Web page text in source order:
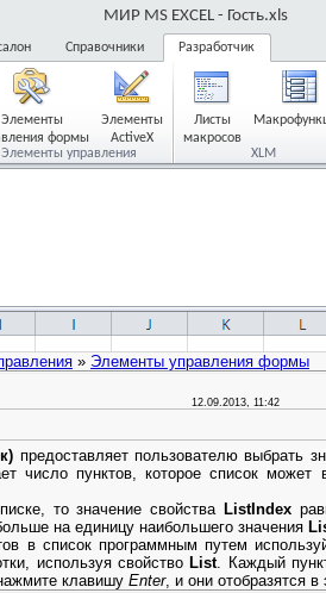
МИР MS EXCEL - Гость.xls
Справочники Разработчик
Элементы
формы
Элементы
ActiveX
Элементы управления
Листы
макросов
XLM
» Элементы управления формы
12.09.2013, 11:42
предоставляет пользователю выбрать
число пунктов, которое список
то значение свойства ListIndex
на единицу наибольшего значения
в список программным путем
используя свойство List. Каждый
клавишу Enter, и они отобразятся